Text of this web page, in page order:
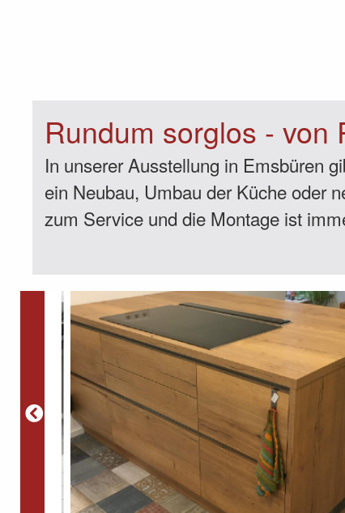
Rundum sorglos - von
In unserer Ausstellung in Emsbüren
ein Neubau, Umbau der Küche oder
zum Service und die Montage ist